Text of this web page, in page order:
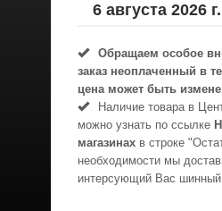
6 августа 2026 г.
Обращаем особое
заказ неоплаченный в
цена может быть
Наличие товара в
можно узнать по ссылке
магазинах в строке
необходимости мы
интерсующий Вас шинный